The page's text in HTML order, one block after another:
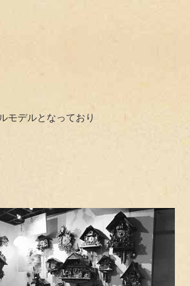
モデルとなっており